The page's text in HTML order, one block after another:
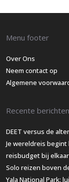
Menu footer
Over Ons
Neem contact op
Algemene
Recente berichten
DEET versus de
Je wereldreis
reisbudget bij
Solo reizen boven
Yala National Park: